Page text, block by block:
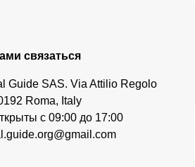
связаться
Guide SAS. Via Attilio Regolo
Roma, Italy
с 09:00 до 17:00